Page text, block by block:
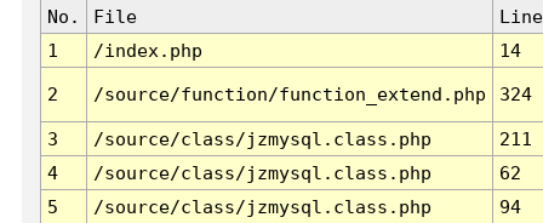
No. File
Line
1
/index.php 14
2 /source/function/function_extend.php 324
3 /source/class/jzmysql.class.php
211
4
/source/class/jzmysql.class.php
62
5
/source/class/jzmysql.class.php
94